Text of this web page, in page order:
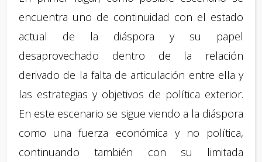
encuentra uno de continuidad con el estado
actual de la diáspora y su papel
desaprovechado dentro de la relación
derivado de la falta de articulación entre ella y
las estrategias y objetivos de política exterior.
En este escenario se sigue viendo a la diáspora
como una fuerza económica y no política,
continuando también con su limitada